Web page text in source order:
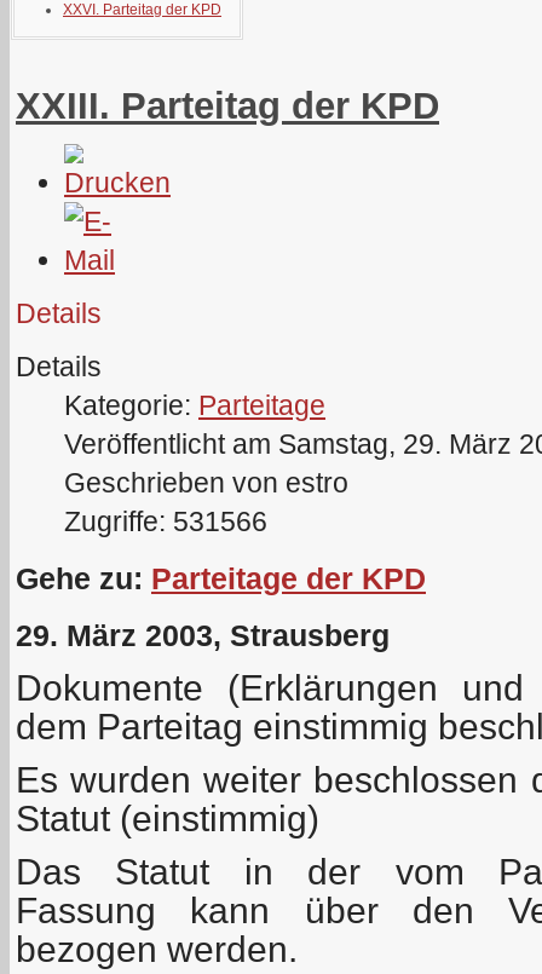
XXVI. Parteitag der KPD
XXIII. Parteitag der KPD
Details
Details
Kategorie: Parteitage
Veröffentlicht am Samstag, 29. März
Geschrieben von estro
Zugriffe: 531566
Gehe zu: Parteitage der KPD
29. März 2003, Strausberg
Dokumente (Erklärungen
dem Parteitag einstimmig
Es wurden weiter beschlossen
Statut (einstimmig)
Das Statut in der vom
Fassung kann über den
bezogen werden.